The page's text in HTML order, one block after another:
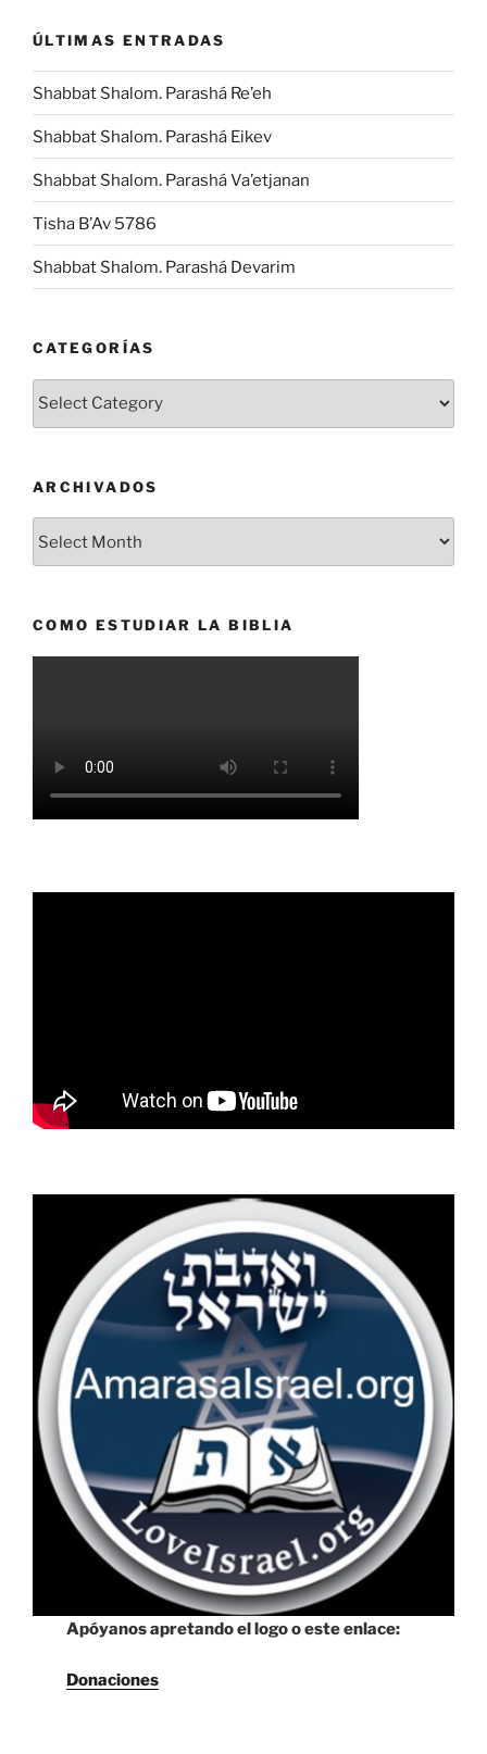
ÚLTIMAS ENTRADAS
Shabbat Shalom. Parashá Re’eh
Shabbat Shalom. Parashá Eikev
Shabbat Shalom. Parashá Va’etjanan
Tisha B’Av 5786
Shabbat Shalom. Parashá Devarim
CATEGORÍAS
Categorías
ARCHIVADOS
COMO ESTUDIAR LA BIBLIA
Apóyanos apretando el logo o este enlace:
Donaciones